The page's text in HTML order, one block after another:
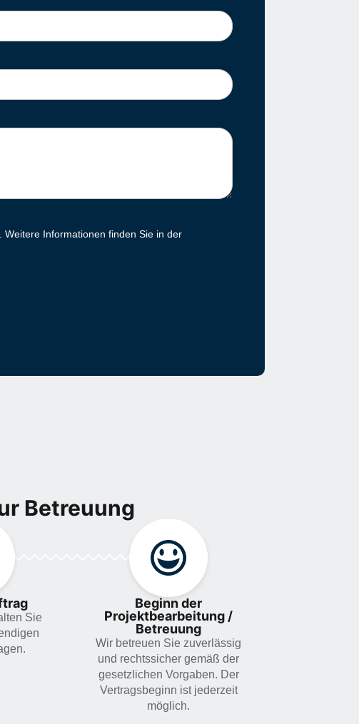
Informationen finden Sie in der
Betreuung
Sie
Beginn der
Projektbearbeitung /
Betreuung
Wir betreuen Sie zuverlässig
und rechtssicher gemäß der
gesetzlichen Vorgaben. Der
Vertragsbeginn ist jederzeit
möglich.